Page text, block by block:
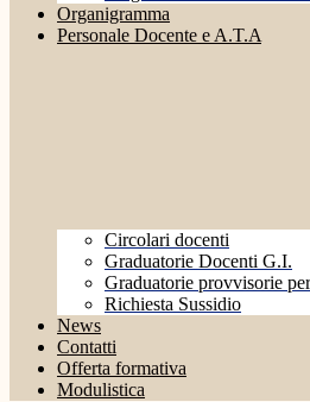
Organigramma
Personale Docente e A.T.A
Circolari docenti
Graduatorie Docenti G.I.
Graduatorie provvisorie
Richiesta Sussidio
News
Contatti
Offerta formativa
Modulistica